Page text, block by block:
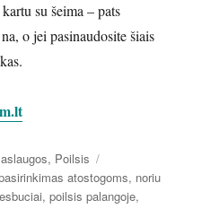
su šeima – pats
o jei pasinaudosite šiais
, Poilsis
atostogoms, noriu
,poilsis palangoje,